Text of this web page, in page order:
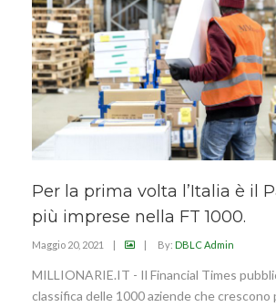
Per la prima volta l’Italia è il
più imprese nella FT 1000.
Maggio 20, 2021 | | By: DBLC Admin
MILLIONARIE.IT - Il Financial Times
classifica delle 1000 aziende che